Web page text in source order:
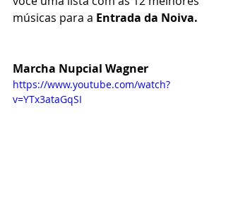
músicas para a Entrada da Noiva.
Marcha Nupcial Wagner
https://www.youtube.com/watch?
v=YTx3ataGqSI